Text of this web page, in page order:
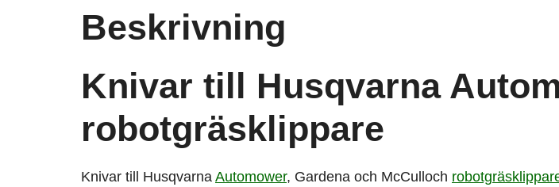
Beskrivning
Knivar till Husqvarna
robotgräsklippare
Knivar till Husqvarna Automower, Gardena och McCulloch